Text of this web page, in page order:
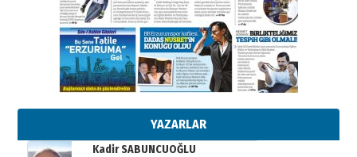
YAZARLAR
Ardında bıraktığı hatıralarıyla
gönül adamı Faruk Terzioğlu!
13 Mayıs 2026 Çarşamba
Esat BİNDESEN
Başkan Sekmen’den Erzurum’a
02 Ağustos 2026 Pazar
Kadir SABUNCUOĞLU